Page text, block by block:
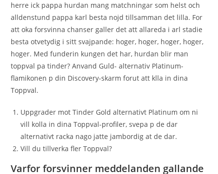
herre ick pappa hurdan mang matchningar som helst och
alldenstund pappa karl besta nojd tillsamman det lilla. For
att oka forsvinna chanser galler det att allareda i arl stadie
besta otvetydig i sitt svajpande: hoger, hoger, hoger, hoger,
hoger. Med funderin kungen det har, hurdan blir man
toppval pa tinder? Anvand Guld- alternativ Platinum-
flamikonen p din Discovery-skarm forut att klla in dina
Toppval.
Uppgrader mot Tinder Gold alternativt Platinum om ni
vill kolla in dina Toppval-profiler, svepa p de dar
alternativt racka nago jatte jambordig at de dar.
Vill du tillverka fler Toppval?
Varfor forsvinner meddelanden gallande